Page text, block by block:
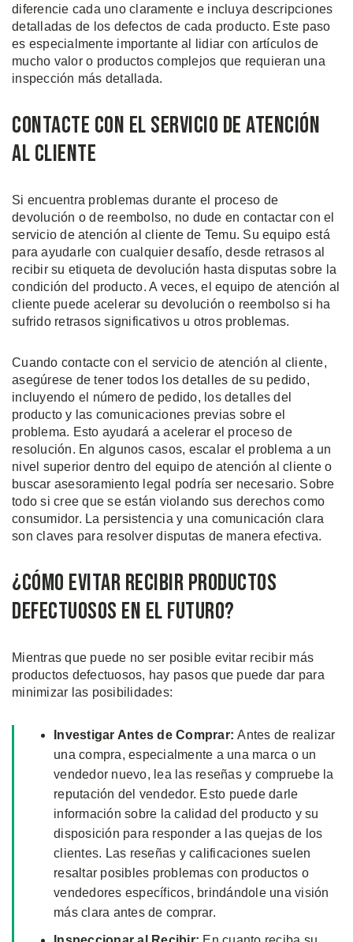
diferencie cada uno claramente e incluya descripciones
detalladas de los defectos de cada producto. Este paso
es especialmente importante al lidiar con artículos de
mucho valor o productos complejos que requieran una
inspección más detallada.
Contacte con el Servicio de Atención
al Cliente
Si encuentra problemas durante el proceso de
devolución o de reembolso, no dude en contactar con el
servicio de atención al cliente de Temu. Su equipo está
para ayudarle con cualquier desafío, desde retrasos al
recibir su etiqueta de devolución hasta disputas sobre la
condición del producto. A veces, el equipo de atención al
cliente puede acelerar su devolución o reembolso si ha
sufrido retrasos significativos u otros problemas.
Cuando contacte con el servicio de atención al cliente,
asegúrese de tener todos los detalles de su pedido,
incluyendo el número de pedido, los detalles del
producto y las comunicaciones previas sobre el
problema. Esto ayudará a acelerar el proceso de
resolución. En algunos casos, escalar el problema a un
nivel superior dentro del equipo de atención al cliente o
buscar asesoramiento legal podría ser necesario. Sobre
todo si cree que se están violando sus derechos como
consumidor. La persistencia y una comunicación clara
son claves para resolver disputas de manera efectiva.
¿Cómo Evitar Recibir Productos
Defectuosos en el Futuro?
Mientras que puede no ser posible evitar recibir más
productos defectuosos, hay pasos que puede dar para
minimizar las posibilidades:
Investigar Antes de Comprar:Antes de realizar
una compra, especialmente a una marca o un
vendedor nuevo, lea las reseñas y compruebe la
reputación del vendedor. Esto puede darle
información sobre la calidad del producto y su
disposición para responder a las quejas de los
clientes. Las reseñas y calificaciones suelen
resaltar posibles problemas con productos o
vendedores específicos, brindándole una visión
más clara antes de comprar.